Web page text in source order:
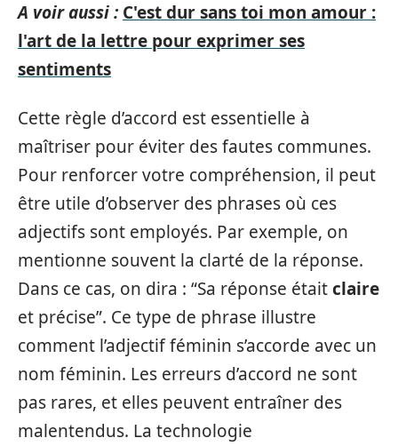
A voir aussi : C'est dur sans toi mon amour :
l'art de la lettre pour exprimer ses
sentiments
Cette règle d’accord est essentielle à
maîtriser pour éviter des fautes communes.
Pour renforcer votre compréhension, il peut
être utile d’observer des phrases où ces
adjectifs sont employés. Par exemple, on
mentionne souvent la clarté de la réponse.
Dans ce cas, on dira : “Sa réponse étaitclaire
et précise”. Ce type de phrase illustre
comment l’adjectif féminin s’accorde avec un
nom féminin. Les erreurs d’accord ne sont
pas rares, et elles peuvent entraîner des
malentendus. La technologie